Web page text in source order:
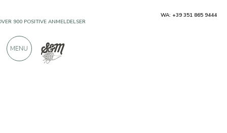
WA: +39 351 865 9444
MENU